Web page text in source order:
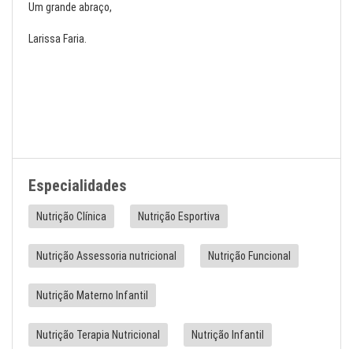
Um grande abraço,
Larissa Faria.
Especialidades
Nutrição Clínica Nutrição Esportiva
Nutrição Assessoria nutricional Nutrição Funcional
Nutrição Materno Infantil
Nutrição Terapia Nutricional Nutrição Infantil